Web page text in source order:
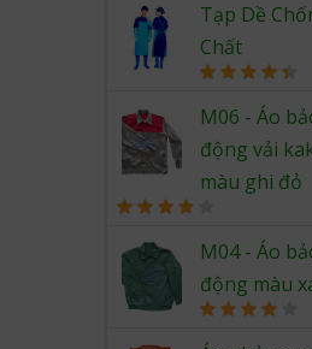
Tạp Dề
Chất
out of 5
M06 - Áo
động vải
màu ghi đỏ
4.00out
of 5
M04 - Áo
động màu